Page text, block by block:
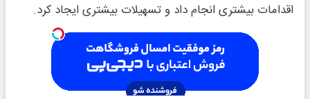
اقدامات بیشتری انجام داد و تسهیلات بیشتری ایجاد کرد.